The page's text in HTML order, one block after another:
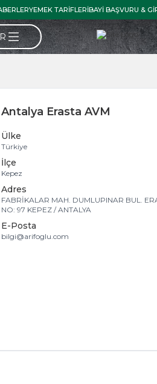
YEMEK TARIFLERIBAYI BAŞVURU &
Antalya Erasta AVM
Ülke
Türkiye
İlçe
Kepez
Adres
FABRİKALAR MAH. DUMLUPINAR BUL.
NO: 97 KEPEZ / ANTALYA
E-Posta
bilgi@arifoglu.com